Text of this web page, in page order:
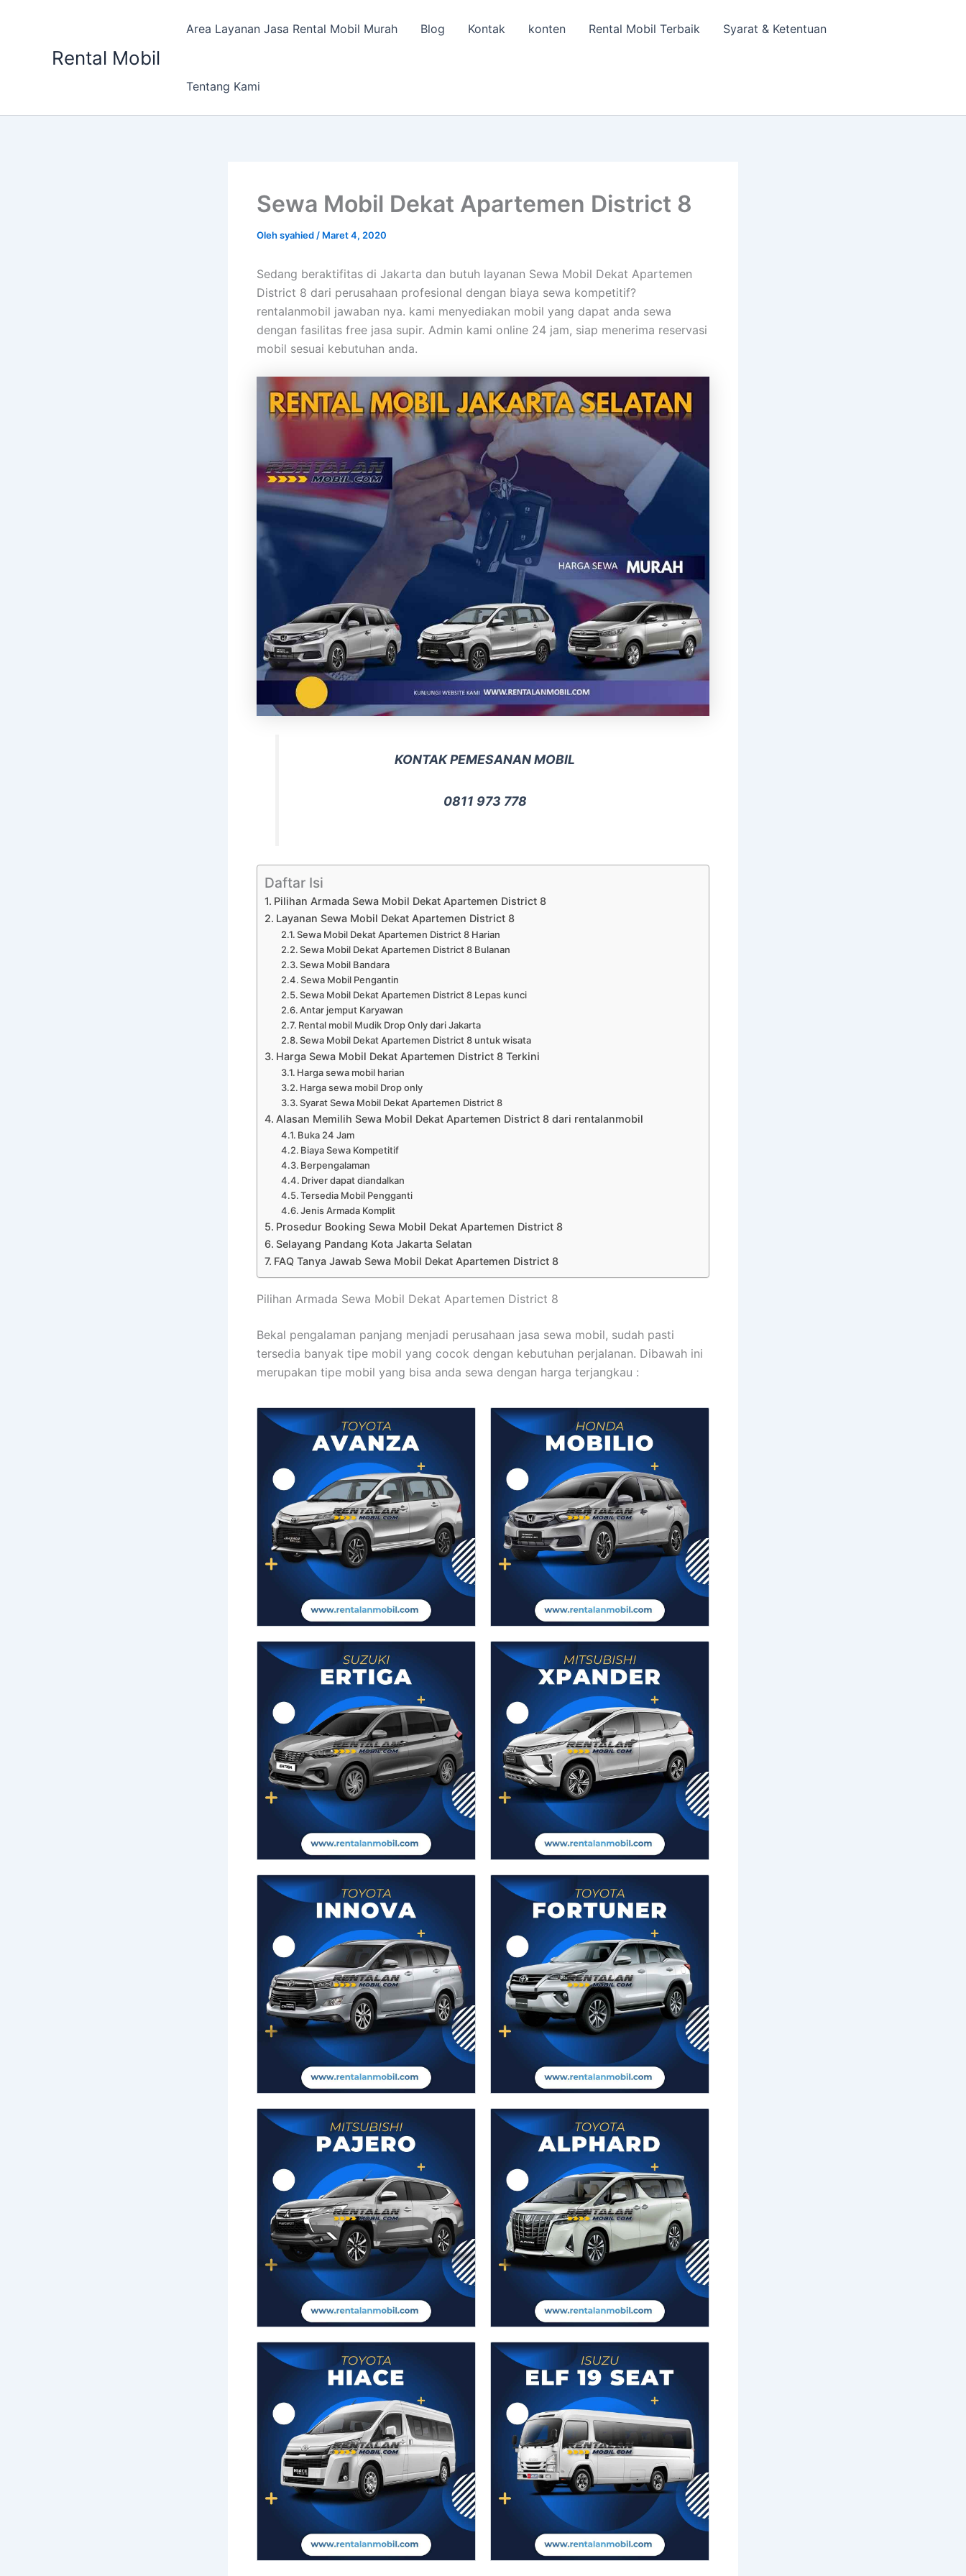
Rental Mobil
Area Layanan Jasa Rental Mobil Murah Blog Kontak konten Rental Mobil Terbaik Syarat & Ketentuan
Tentang Kami
Sewa Mobil Dekat Apartemen District 8
Olehsyahied / Maret 4, 2020
Sedang beraktifitas di Jakarta dan butuh layanan Sewa Mobil Dekat Apartemen
District 8 dari perusahaan profesional dengan biaya sewa kompetitif?
rentalanmobil jawaban nya. kami menyediakan mobil yang dapat anda sewa
dengan fasilitas free jasa supir. Admin kami online 24 jam, siap menerima reservasi
mobil sesuai kebutuhan anda.
KONTAK PEMESANAN MOBIL
0811 973 778
Daftar Isi
Pilihan Armada Sewa Mobil Dekat Apartemen District 8
Layanan Sewa Mobil Dekat Apartemen District 8
Sewa Mobil Dekat Apartemen District 8 Harian
Sewa Mobil Dekat Apartemen District 8 Bulanan
Sewa Mobil Bandara
Sewa Mobil Pengantin
Sewa Mobil Dekat Apartemen District 8 Lepas kunci
Antar jemput Karyawan
Rental mobil Mudik Drop Only dari Jakarta
Sewa Mobil Dekat Apartemen District 8 untuk wisata
Harga Sewa Mobil Dekat Apartemen District 8 Terkini
Harga sewa mobil harian
Harga sewa mobil Drop only
Syarat Sewa Mobil Dekat Apartemen District 8
Alasan Memilih Sewa Mobil Dekat Apartemen District 8 dari rentalanmobil
Buka 24 Jam
Biaya Sewa Kompetitif
Berpengalaman
Driver dapat diandalkan
Tersedia Mobil Pengganti
Jenis Armada Komplit
Prosedur Booking Sewa Mobil Dekat Apartemen District 8
Selayang Pandang Kota Jakarta Selatan
FAQ Tanya Jawab Sewa Mobil Dekat Apartemen District 8
Pilihan Armada Sewa Mobil Dekat Apartemen District 8
Bekal pengalaman panjang menjadi perusahaan jasa sewa mobil, sudah pasti
tersedia banyak tipe mobil yang cocok dengan kebutuhan perjalanan. Dibawah ini
merupakan tipe mobil yang bisa anda sewa dengan harga terjangkau :